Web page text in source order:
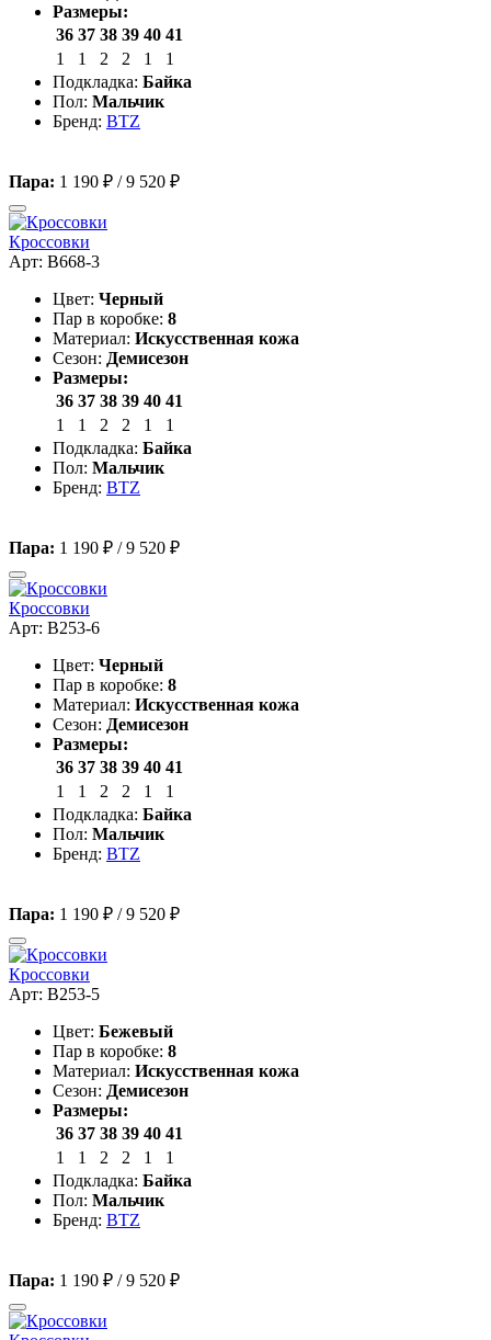
Размеры:
36 37 38 39 40 41
1
1 2 2 1
1
Подкладка: Байка
Пол: Мальчик
Бренд: BTZ
Пара: 1 190 ₽ /9 520 ₽
Кроссовки
Арт: B668-3
Цвет: Черный
Пар в коробке: 8
Материал: Искусственная кожа
Сезон: Демисезон
Размеры:
36 37 38 39 40 41
1
1 2 2 1
1
Подкладка: Байка
Пол: Мальчик
Бренд: BTZ
Пара: 1 190 ₽ /9 520 ₽
Кроссовки
Арт: B253-6
Цвет: Черный
Пар в коробке: 8
Материал: Искусственная кожа
Сезон: Демисезон
Размеры:
36 37 38 39 40 41
1
1 2 2 1
1
Подкладка: Байка
Пол: Мальчик
Бренд: BTZ
Пара: 1 190 ₽ /9 520 ₽
Кроссовки
Арт: B253-5
Цвет: Бежевый
Пар в коробке: 8
Материал: Искусственная кожа
Сезон: Демисезон
Размеры:
36 37 38 39 40 41
1
1 2 2 1
1
Подкладка: Байка
Пол: Мальчик
Бренд: BTZ
Пара: 1 190 ₽ /9 520 ₽